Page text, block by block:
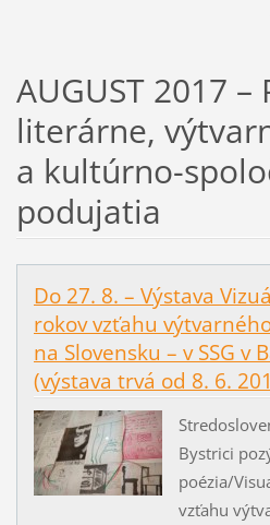
AUGUST 2017 –
literárne,
a kultúrno-
podujatia
Do 27. 8. – Výstava
rokov vzťahu
na Slovensku – v SSG v
(výstava trvá od 8. 6.
Bystrici
poézia/
vzťahu